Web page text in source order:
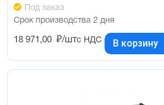
Под заказ
Срок производства 2 дня
18 971,00 ₽/штс НДС В корзину